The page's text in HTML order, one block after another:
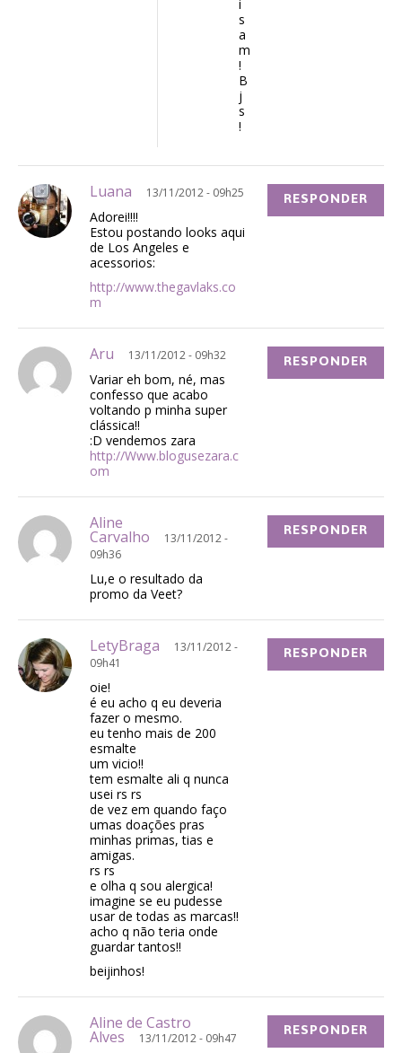
i
s
a
m
!
B
j
s
!
Luana 13/11/2012 - 09h25
Adorei!!!!
Estou postando looks aqui
de Los Angeles e
acessorios:
http://www.thegavlaks.co
m
RESPONDER
Aru 13/11/2012 - 09h32
Variar eh bom, né, mas
confesso que acabo
voltando p minha super
clássica!!
:D vendemos zara
http://Www.blogusezara.c
om
RESPONDER
Aline
Carvalho
13/11/2012 -
09h36
Lu,e o resultado da
promo da Veet?
RESPONDER
LetyBraga
13/11/2012 -
09h41
oie!
é eu acho q eu deveria
fazer o mesmo.
eu tenho mais de 200
esmalte
um vicio!!
tem esmalte ali q nunca
usei rs rs
de vez em quando faço
umas doações pras
minhas primas, tias e
amigas.
rs rs
e olha q sou alergica!
imagine se eu pudesse
usar de todas as marcas!!
acho q não teria onde
guardar tantos!!
beijinhos!
RESPONDER
Aline de Castro
Alves 13/11/2012 - 09h47 RESPONDER